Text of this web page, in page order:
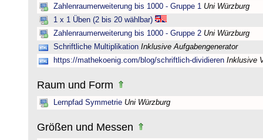
Zahlenraumerweiterung bis 1000 - Gruppe 1 Uni Würzburg
1 x 1 Üben (2 bis 20 wählbar)
Zahlenraumerweiterung bis 1000 - Gruppe 2 Uni Würzburg
Schriftliche Multiplikation Inklusive Aufgabengenerator
https://mathekoenig.com/blog/schriftlich-dividieren Inklusive
Raum und Form
Lernpfad Symmetrie Uni Würzburg
Größen und Messen